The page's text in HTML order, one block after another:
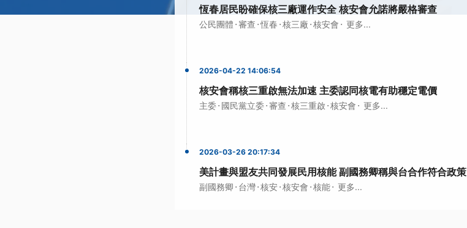
恆春居民盼確保核三廠運作安全 核安會允諾將嚴格審查
公民團體 · 審查 ·恆春 ·核三廠 ·核安會 · 更多...
2026-04-22 14:06:54
核安會稱核三重啟無法加速 主委認同核電有助穩定電價
主委· 國民黨立委· 審查 ·核三重啟·核安會 · 更多...
2026-03-26 20:17:34
美計畫與盟友共同發展民用核能 副國務卿稱與台合作符合政策
副國務卿 · 台灣·核安·核安會 ·核能· 更多...